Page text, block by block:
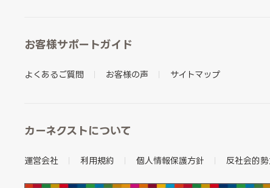
お客様サポートガイド
よくあるご質問 お客様の声 サイトマップ
カーネクストについて
運営会社 利用規約 個人情報保護方針 反社会的